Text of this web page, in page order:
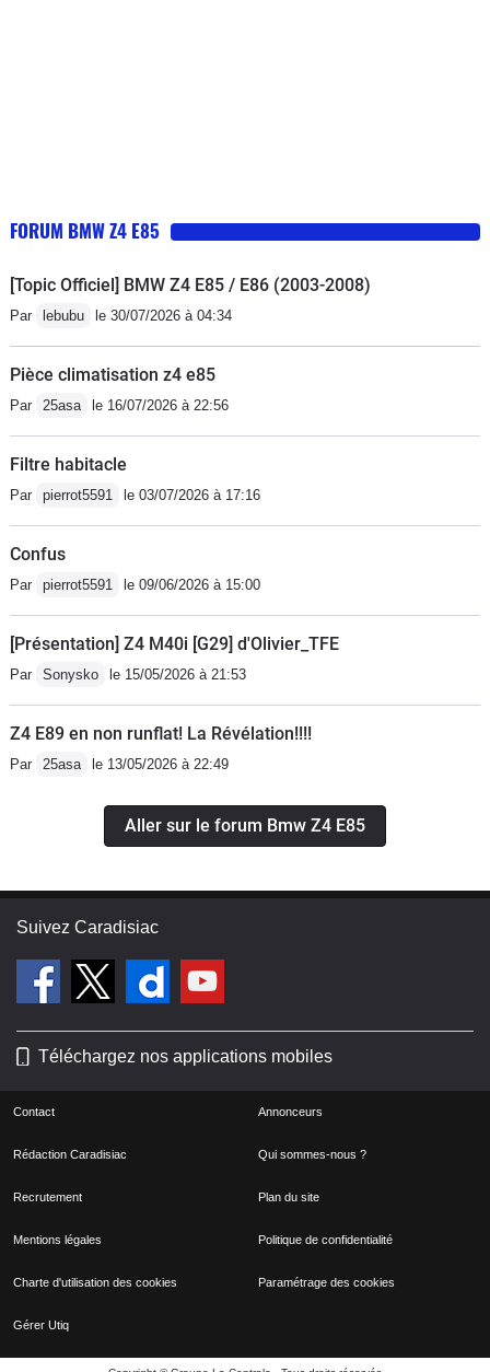
FORUM BMW Z4 E85
[Topic Officiel] BMW Z4 E85 / E86 (2003-2008)
Par lebubu le 30/07/2026 à 04:34
Pièce climatisation z4 e85
Par 25asa le 16/07/2026 à 22:56
Filtre habitacle
Par pierrot5591 le 03/07/2026 à 17:16
Confus
Par pierrot5591 le 09/06/2026 à 15:00
[Présentation] Z4 M40i [G29] d'Olivier_TFE
Par Sonysko le 15/05/2026 à 21:53
Z4 E89 en non runflat! La Révélation!!!!
Par 25asa le 13/05/2026 à 22:49
Aller sur le forum Bmw Z4 E85
Suivez Caradisiac
Téléchargez nos applications mobiles
Contact Annonceurs
Rédaction Caradisiac Qui sommes-nous ?
Recrutement Plan du site
Mentions légales Politique de confidentialité
Charte d'utilisation des cookies Paramétrage des cookies
Gérer Utiq